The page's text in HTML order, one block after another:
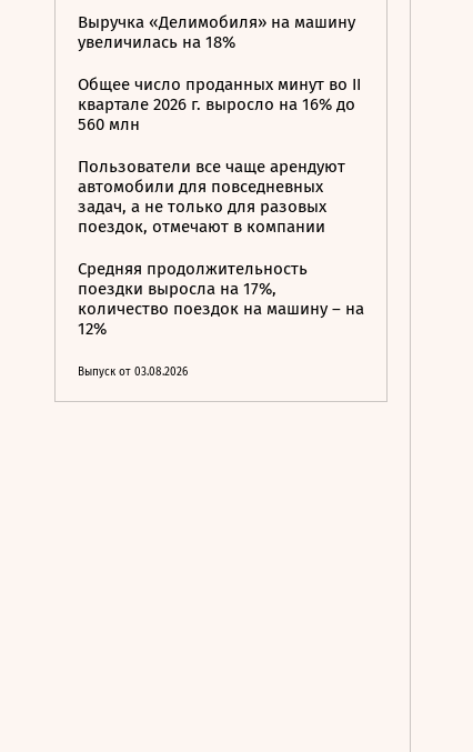
Выручка «Делимобиля» на машину
увеличилась на 18%
Общее число проданных минут во II
квартале 2026 г. выросло на 16% до
560 млн
Пользователи все чаще арендуют
автомобили для повседневных
задач, а не только для разовых
поездок, отмечают в компании
Средняя продолжительность
поездки выросла на 17%,
количество поездок на машину – на
12%
Выпуск от 03.08.2026